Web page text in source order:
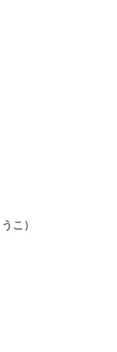
こ）